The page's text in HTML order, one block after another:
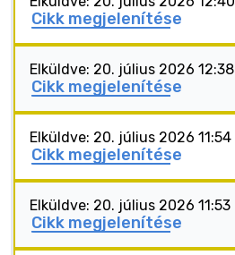
Cikk megjelenítése
Elküldve: 20. július 2026 12:38
Cikk megjelenítése
Elküldve: 20. július 2026 11:54
Cikk megjelenítése
Elküldve: 20. július 2026 11:53
Cikk megjelenítése